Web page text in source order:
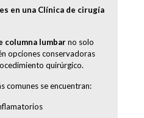
en una Clínica de cirugía
columna lumbarno solo
opciones conservadoras
quirúrgico.
comunes se encuentran: